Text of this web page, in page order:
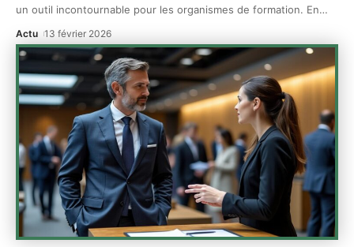
un outil incontournable pour les organismes de formation. En…
Actu 13 février 2026